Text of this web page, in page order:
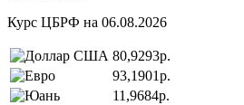
Курс ЦБРФ на 06.08.2026
80,9293р.
93,1901р.
11,9684р.